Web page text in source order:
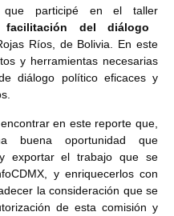
que participé en el taller
facilitación del diálogo
Ríos, de Bolivia. En este
y herramientas necesarias
diálogo político eficaces y
en este reporte que,
oportunidad que
exportar el trabajo que se
y enriquecerlos con
la consideración que se
de esta comisión y